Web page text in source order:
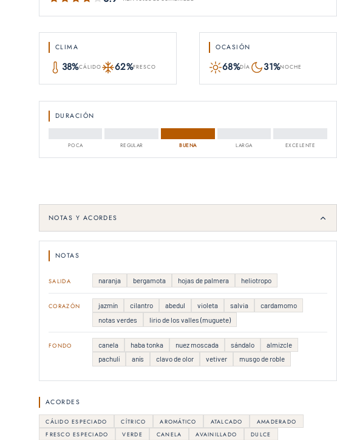
CLIMA
38%CÁLIDO 62%FRESCO
OCASIÓN
68%DÍA 31%NOCHE
DURACIÓN
POCA REGULAR BUENA LARGA EXCELENTE
NOTAS Y ACORDES
NOTAS
SALIDA naranja bergamota hojas de palmera heliotropo
CORAZÓN jazmín cilantro abedul violeta salvia
cardamomo
notas verdes
lirio de los valles (muguete)
FONDO canela haba tonka nuez moscada sándalo
almizcle
pachulí
anís clavo de olor vetiver musgo de roble
ACORDES
CÁLIDO ESPECIADO CÍTRICO AROMÁTICO ATALCADO
AMADERADO
FRESCO ESPECIADO
VERDE CANELA AVAINILLADO DULCE